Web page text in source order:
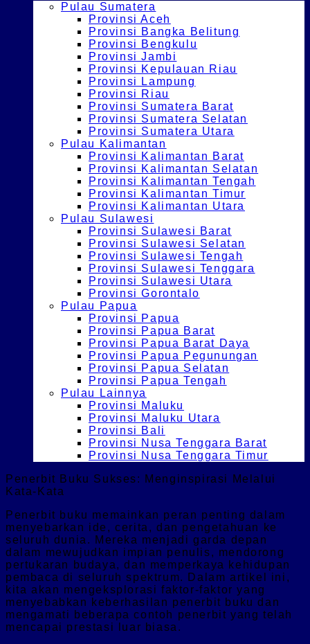
Pulau Sumatera
Provinsi Aceh
Provinsi Bangka Belitung
Provinsi Bengkulu
Provinsi Jambi
Provinsi Kepulauan Riau
Provinsi Lampung
Provinsi Riau
Provinsi Sumatera Barat
Provinsi Sumatera Selatan
Provinsi Sumatera Utara
Pulau Kalimantan
Provinsi Kalimantan Barat
Provinsi Kalimantan Selatan
Provinsi Kalimantan Tengah
Provinsi Kalimantan Timur
Provinsi Kalimantan Utara
Pulau Sulawesi
Provinsi Sulawesi Barat
Provinsi Sulawesi Selatan
Provinsi Sulawesi Tengah
Provinsi Sulawesi Tenggara
Provinsi Sulawesi Utara
Provinsi Gorontalo
Pulau Papua
Provinsi Papua
Provinsi Papua Barat
Provinsi Papua Barat Daya
Provinsi Papua Pegunungan
Provinsi Papua Selatan
Provinsi Papua Tengah
Pulau Lainnya
Provinsi Maluku
Provinsi Maluku Utara
Provinsi Bali
Provinsi Nusa Tenggara Barat
Provinsi Nusa Tenggara Timur
Penerbit Buku Sukses: Menginspirasi Melalui
Kata-Kata
Penerbit buku memainkan peran penting dalam
menyebarkan ide, cerita, dan pengetahuan ke
seluruh dunia. Mereka menjadi garda depan
dalam mewujudkan impian penulis, mendorong
pertukaran budaya, dan memperkaya kehidupan
pembaca di seluruh spektrum. Dalam artikel ini,
kita akan mengeksplorasi faktor-faktor yang
menyebabkan keberhasilan penerbit buku dan
mengamati beberapa contoh penerbit yang telah
mencapai prestasi luar biasa.